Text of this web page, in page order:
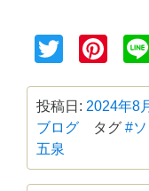
Twitter
投稿日: 2024年8
ブログ
タグ #
五泉